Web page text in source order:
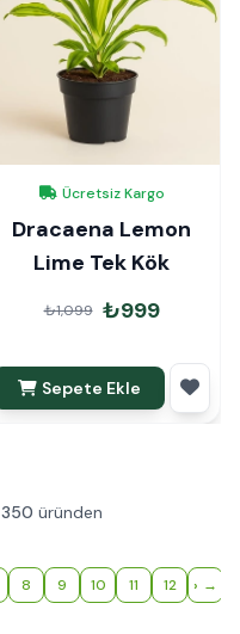
Ücretsiz Kargo
Dracaena Lemon
Lime Tek Kök
₺1,099 ₺999
Sepete Ekle
350 üründen
8 9 10 11 12 ›